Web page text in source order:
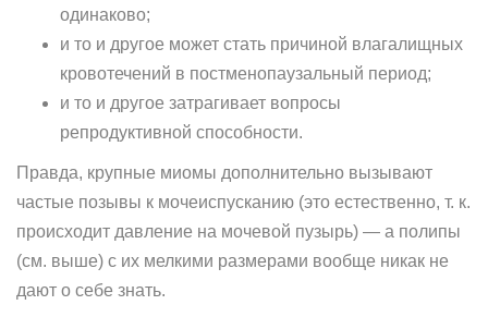
одинаково;
и то и другое может стать причиной влагалищных
кровотечений в постменопаузальный период;
и то и другое затрагивает вопросы
репродуктивной способности.
Правда, крупные миомы дополнительно вызывают
частые позывы к мочеиспусканию (это естественно, т. к.
происходит давление на мочевой пузырь) — а полипы
(см. выше) с их мелкими размерами вообще никак не
дают о себе знать.